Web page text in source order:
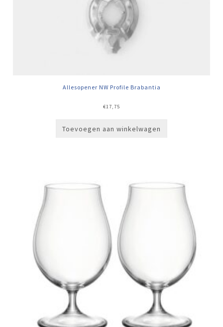
Allesopener NW Profile Brabantia
€17,75
Toevoegen aan winkelwagen